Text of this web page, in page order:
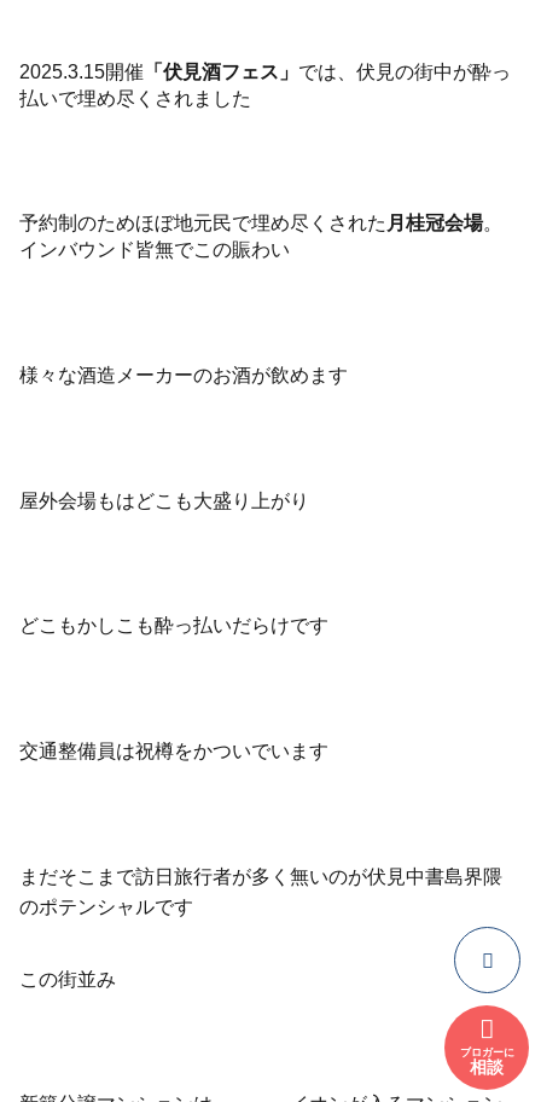
2025.3.15開催 「伏見酒フェス」 では、伏見の街中が酔っ
払いで埋め尽くされました
予約制のためほぼ地元民で埋め尽くされた 月桂冠会場。
インバウンド皆無でこの賑わい
様々な酒造メーカーのお酒が飲めます
屋外会場もはどこも大盛り上がり
どこもかしこも酔っ払いだらけです
交通整備員は祝樽をかついでいます
まだそこまで訪日旅行者が多く無いのが伏見中書島界隈
のポテンシャルです
この街並み
ブロガーに
相談